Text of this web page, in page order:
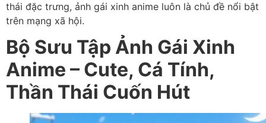
thái đặc trưng, ảnh gái xinh anime luôn là chủ đề nổi bật
trên mạng xã hội.
Bộ Sưu Tập Ảnh Gái Xinh
Anime – Cute, Cá Tính,
Thần Thái Cuốn Hút